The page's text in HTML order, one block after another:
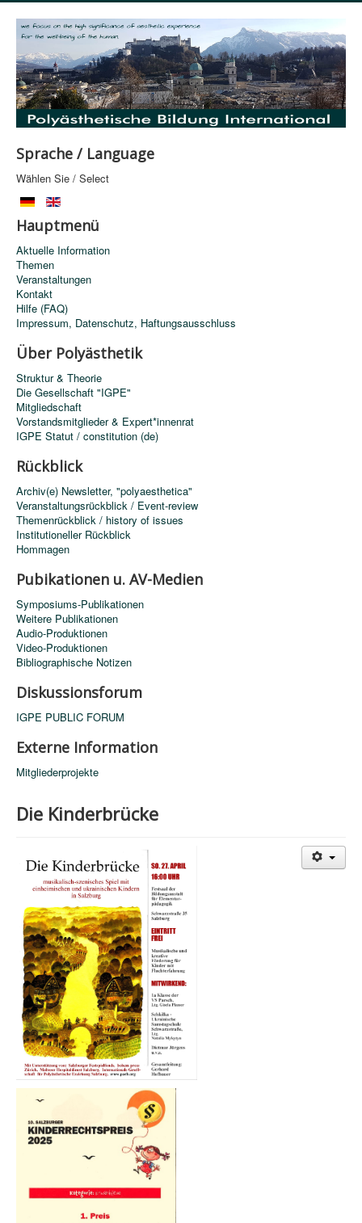
Sprache / Language
Wählen Sie / Select
Hauptmenü
Aktuelle Information
Themen
Veranstaltungen
Kontakt
Hilfe (FAQ)
Impressum, Datenschutz, Haftungsausschluss
Über Polyästhetik
Struktur & Theorie
Die Gesellschaft "IGPE"
Mitgliedschaft
Vorstandsmitglieder & Expert*innenrat
IGPE Statut / constitution (de)
Rückblick
Archiv(e) Newsletter, "polyaesthetica"
Veranstaltungsrückblick / Event-review
Themenrückblick / history of issues
Institutioneller Rückblick
Hommagen
Pubikationen u. AV-Medien
Symposiums-Publikationen
Weitere Publikationen
Audio-Produktionen
Video-Produktionen
Bibliographische Notizen
Diskussionsforum
IGPE PUBLIC FORUM
Externe Information
Mitgliederprojekte
Die Kinderbrücke